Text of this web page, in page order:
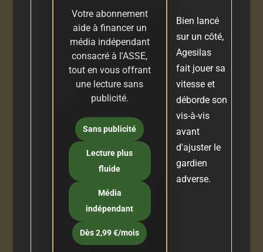
Votre abonnement
aide à financer un
média indépendant
consacré à l'ASSE,
tout en vous offrant
une lecture sans
publicité.
Sans publicité
Lecture plus
fluide
Média
indépendant
Dès 2,99 €/mois
Bien lancé
sur un côté,
Agesilas
fait jouer sa
vitesse et
déborde son
vis-à-vis
avant
d'ajuster le
gardien
adverse.